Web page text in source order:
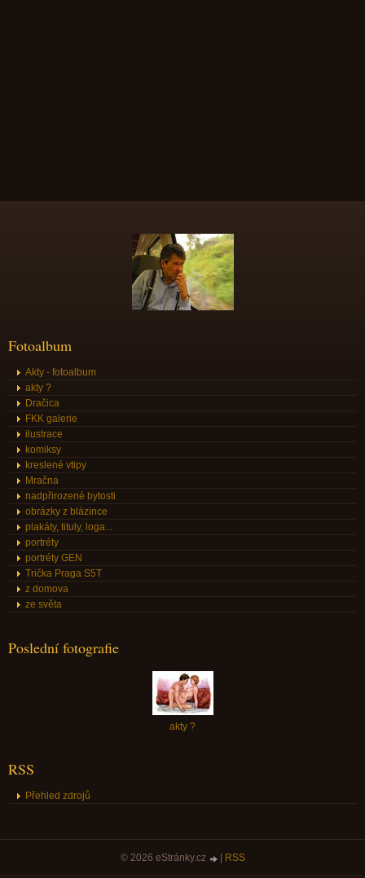
Fotoalbum
Akty - fotoalbum
akty ?
Dračica
FKK galerie
ilustrace
komiksy
kreslené vtipy
Mračna
nadpřirozené bytosti
obrázky z blázince
plakáty, tituly, loga...
portréty
portréty GEN
Trička Praga S5T
z domova
ze světa
Poslední fotografie
akty ?
RSS
Přehled zdrojů
© 2026 eStránky.cz RSS